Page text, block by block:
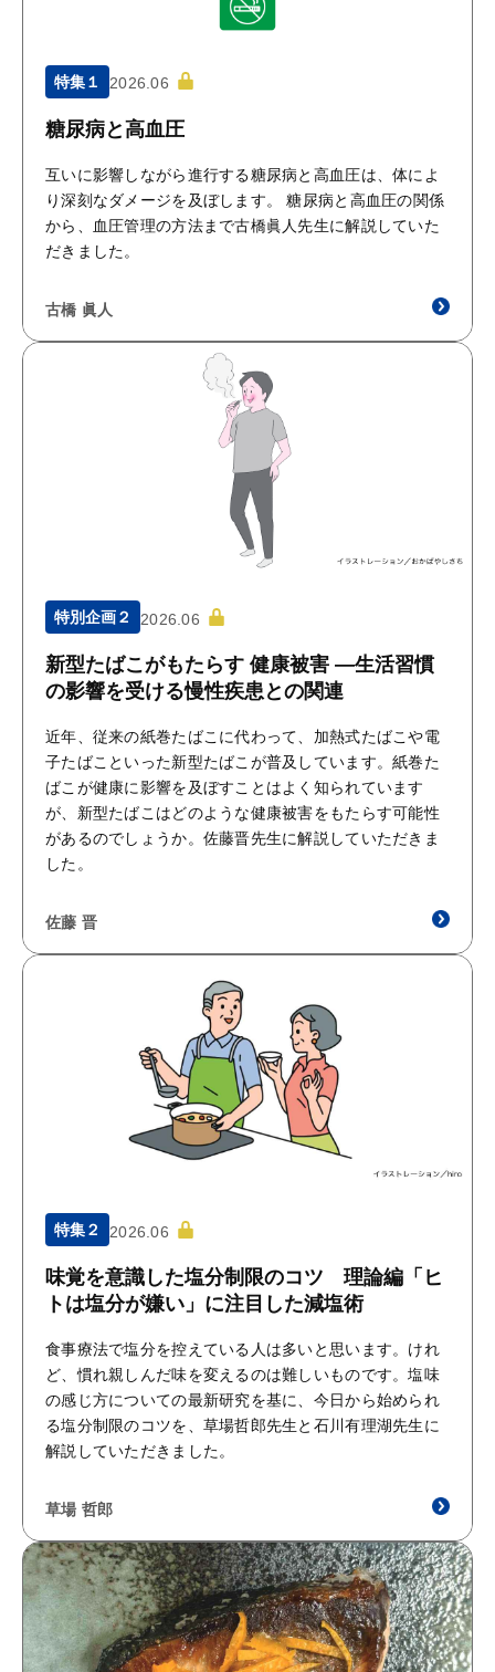
特集１ 2026.06
糖尿病と高血圧
互いに影響しながら進行する糖尿病と高血圧は、体によ
り深刻なダメージを及ぼします。 糖尿病と高血圧の関係
から、血圧管理の方法まで古橋眞人先生に解説していた
だきました。
古橋 眞人
特別企画２ 2026.06
新型たばこがもたらす 健康被害 ―生活習慣
の影響を受ける慢性疾患との関連
近年、従来の紙巻たばこに代わって、加熱式たばこや電
子たばこといった新型たばこが普及しています。紙巻た
ばこが健康に影響を及ぼすことはよく知られています
が、新型たばこはどのような健康被害をもたらす可能性
があるのでしょうか。佐藤晋先生に解説していただきま
した。
佐藤 晋
特集２ 2026.06
味覚を意識した塩分制限のコツ 理論編「ヒ
トは塩分が嫌い」に注目した減塩術
食事療法で塩分を控えている人は多いと思います。けれ
ど、慣れ親しんだ味を変えるのは難しいものです。塩味
の感じ方についての最新研究を基に、今日から始められ
る塩分制限のコツを、草場哲郎先生と石川有理湖先生に
解説していただきました。
草場 哲郎